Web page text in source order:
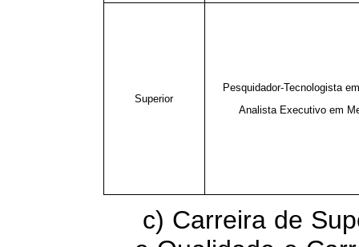
Superior
Pesquidador-Tecnologista
Analista Executivo em
c) Carreira de